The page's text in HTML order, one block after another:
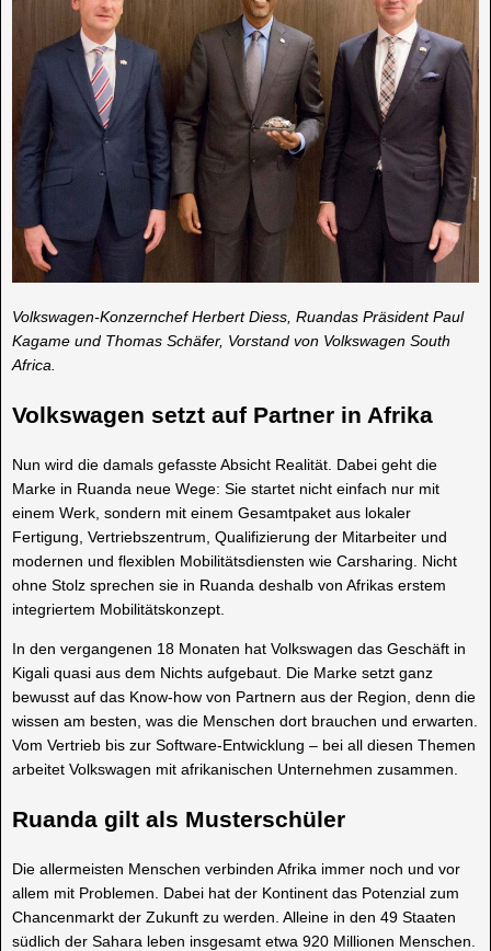
Volkswagen-Konzernchef Herbert Diess, Ruandas Präsident Paul
Kagame und Thomas Schäfer, Vorstand von Volkswagen South
Africa.
Volkswagen setzt auf Partner in Afrika
Nun wird die damals gefasste Absicht Realität. Dabei geht die
Marke in Ruanda neue Wege: Sie startet nicht einfach nur mit
einem Werk, sondern mit einem Gesamtpaket aus lokaler
Fertigung, Vertriebszentrum, Qualifizierung der Mitarbeiter und
modernen und flexiblen Mobilitätsdiensten wie Carsharing. Nicht
ohne Stolz sprechen sie in Ruanda deshalb von Afrikas erstem
integriertem Mobilitätskonzept.
In den vergangenen 18 Monaten hat Volkswagen das Geschäft in
Kigali quasi aus dem Nichts aufgebaut. Die Marke setzt ganz
bewusst auf das Know-how von Partnern aus der Region, denn die
wissen am besten, was die Menschen dort brauchen und erwarten.
Vom Vertrieb bis zur Software-Entwicklung – bei all diesen Themen
arbeitet Volkswagen mit afrikanischen Unternehmen zusammen.
Ruanda gilt als Musterschüler
Die allermeisten Menschen verbinden Afrika immer noch und vor
allem mit Problemen. Dabei hat der Kontinent das Potenzial zum
Chancenmarkt der Zukunft zu werden. Alleine in den 49 Staaten
südlich der Sahara leben insgesamt etwa 920 Millionen Menschen.